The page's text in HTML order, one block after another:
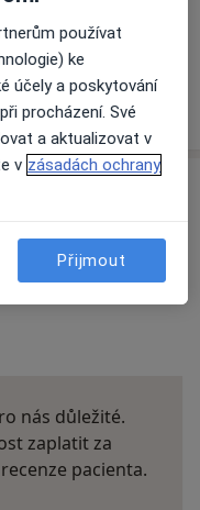
nás důležité.
zaplatit za
pacienta.
používat
ke
účely a poskytování
procházení. Své
a aktualizovat v
v zásadách ochrany
Přijmout